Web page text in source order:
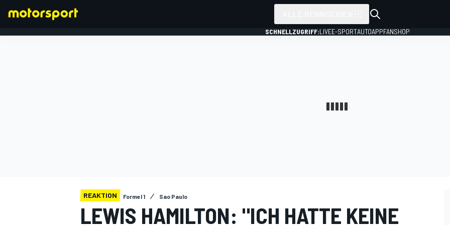
SCHNELLZUGRIFF:LIVEE-SPORTAUTOAPPFANSHOP
REAKTION Formel 1 Sao Paulo
LEWIS HAMILTON: "ICH HATTE KEINE